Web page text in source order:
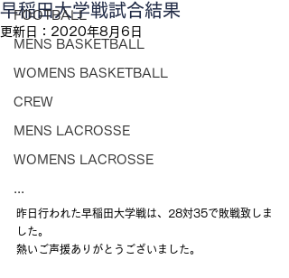
FOOTBALL
MENS BASKETBALL
WOMENS BASKETBALL
CREW
MENS LACROSSE
WOMENS LACROSSE
...
早稲田大学戦試合結果
更新日： 2020年8月6日
昨日行われた早稲田大学戦は、28対35で敗戦致しま
した。
熱いご声援ありがとうございました。